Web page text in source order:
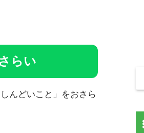
らい
んどいこと」をおさら